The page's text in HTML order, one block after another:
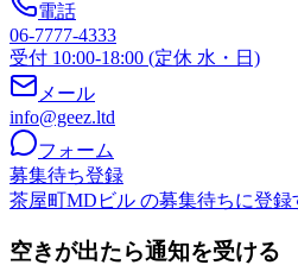
電話
06-7777-4333
受付 10:00-18:00 (定休 水・日)
メール
info@geez.ltd
フォーム
募集待ち登録
茶屋町MDビル の募集待ちに登録
空きが出たら通知を受ける